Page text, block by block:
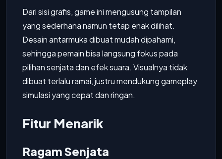
Dari sisi grafis, game ini mengusung tampilan
yang sederhana namun tetap enak dilihat.
Desain antarmuka dibuat mudah dipahami,
sehingga pemain bisa langsung fokus pada
pilihan senjata dan efek suara. Visualnya tidak
dibuat terlalu ramai, justru mendukung gameplay
simulasi yang cepat dan ringan.
Fitur Menarik
Ragam Senjata